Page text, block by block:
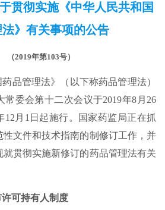
贯彻实施《中华人民共和国
》有关事项的公告
（2019年第103号）
药品管理法》（以下称药品管理法）
常委会第十二次会议于2019年8月26
12月1日起施行。国家药监局正在抓
文件和技术指南的制修订工作，并
贯彻实施新修订的药品管理法有关
可持有人制度